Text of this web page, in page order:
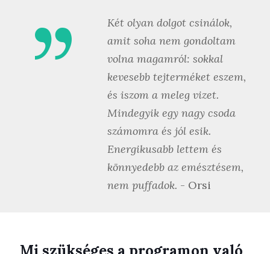
Két olyan dolgot csinálok,
amit soha nem gondoltam
volna magamról: sokkal
kevesebb tejterméket eszem,
és iszom a meleg vizet.
Mindegyik egy nagy csoda
számomra és jól esik.
Energikusabb lettem és
könnyedebb az emésztésem,
nem puffadok. - Orsi